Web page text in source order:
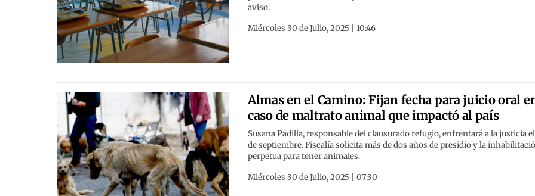
aviso.
Miércoles 30 de Julio, 2025 | 10:46
Almas en el Camino: Fijan fecha para juicio oral
caso de maltrato animal que impactó al país
Susana Padilla, responsable del clausurado refugio, enfrentará a la justicia
de septiembre. Fiscalía solicita más de dos años de presidio y la
perpetua para tener animales.
Miércoles 30 de Julio, 2025 | 07:30